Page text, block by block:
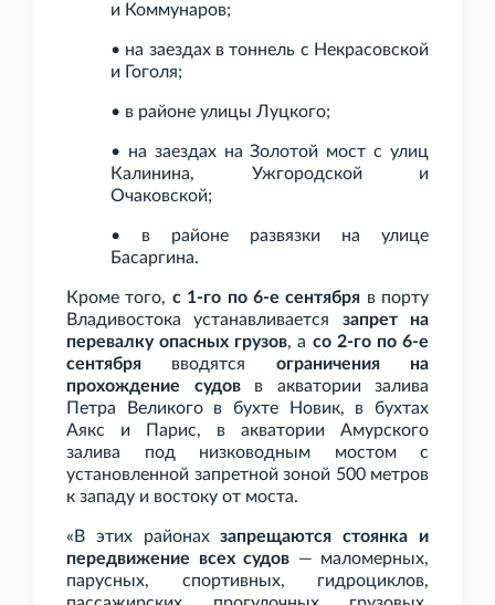
и Коммунаров;
• на заездах в тоннель с Некрасовской
и Гоголя;
• в районе улицы Луцкого;
• на заездах на Золотой мост с улиц
Калинина, Ужгородской и
Очаковской;
• в районе развязки на улице
Басаргина.
Кроме того, с 1-го по 6-е сентября в порту
Владивостока устанавливается запрет на
перевалку опасных грузов, а со 2-го по 6-е
сентября вводятся ограничения на
прохождение судовв акватории залива
Петра Великого в бухте Новик, в бухтах
Аякс и Парис, в акватории Амурского
залива под низководным мостом с
установленной запретной зоной 500 метров
к западу и востоку от моста.
«В этих районахзапрещаются стоянка и
передвижение всех судов — маломерных,
парусных, спортивных, гидроциклов,